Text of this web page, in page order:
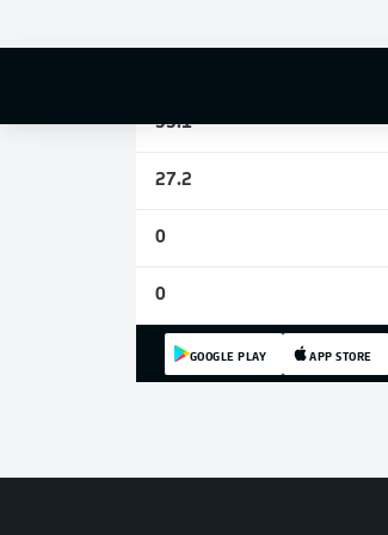
33.1
27.2
0
0
APP STORE
GOOGLE PLAY